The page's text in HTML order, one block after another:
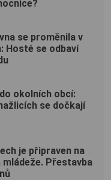
se proměnila v
Hosté se odbaví
okolních obcí:
se dočkají
je připraven na
mládeže. Přestavba